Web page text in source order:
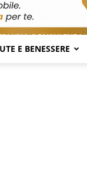
E BENESSERE